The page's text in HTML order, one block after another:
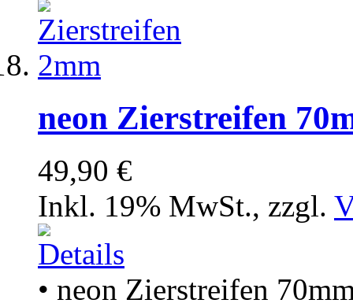
neon Zierstreifen
49,90 €
Inkl. 19% MwSt., zzgl.
• neon Zierstreifen